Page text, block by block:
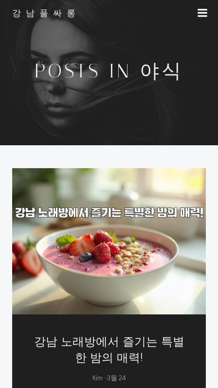
강남풀싸롱
POSTS IN 야식
강남 노래방에서 즐기는 특별
한 밤의 매력!
Kim -3월 24